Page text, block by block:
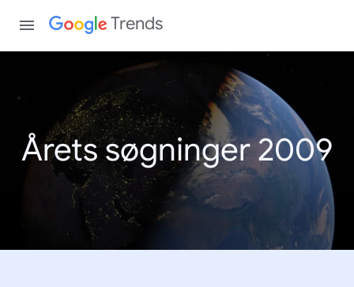
Trends
Årets søgninger 2009